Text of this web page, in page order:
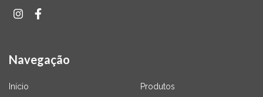
Navegação
Início Produtos